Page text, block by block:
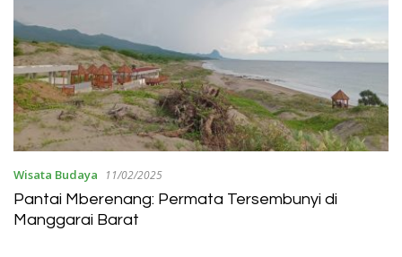
Wisata Budaya 11/02/2025
Pantai Mberenang: Permata Tersembunyi di
Manggarai Barat